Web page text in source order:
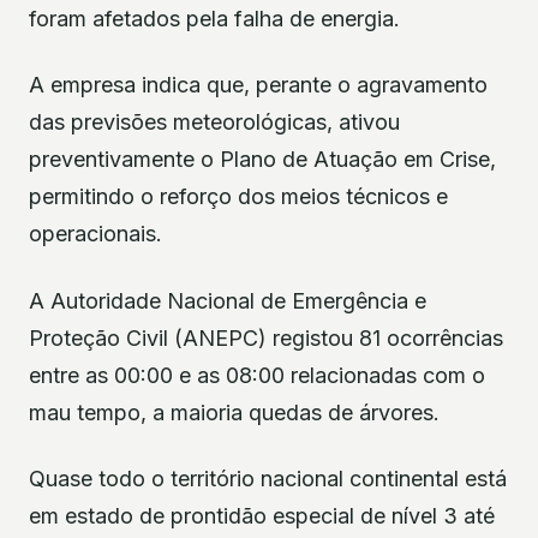
foram afetados pela falha de energia.
A empresa indica que, perante o agravamento
das previsões meteorológicas, ativou
preventivamente o Plano de Atuação em Crise,
permitindo o reforço dos meios técnicos e
operacionais.
A Autoridade Nacional de Emergência e
Proteção Civil (ANEPC) registou 81 ocorrências
entre as 00:00 e as 08:00 relacionadas com o
mau tempo, a maioria quedas de árvores.
Quase todo o território nacional continental está
em estado de prontidão especial de nível 3 até